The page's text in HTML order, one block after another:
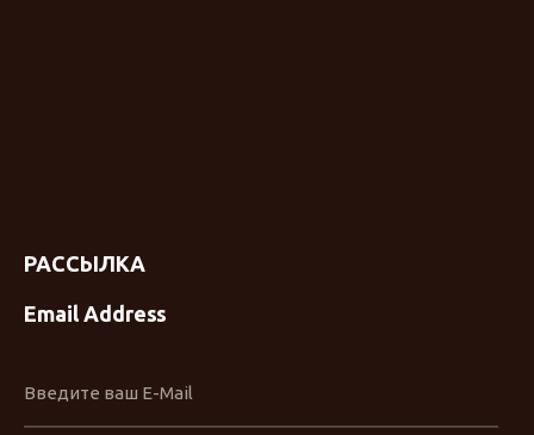
РАССЫЛКА
Email Address